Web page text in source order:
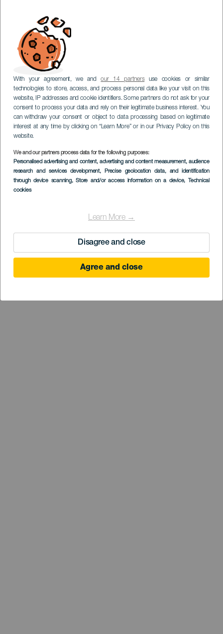
With your agreement, we andour 14 partnersuse cookies or similar
technologies to store, access, and process personal data like your visit on this
website, IP addresses and cookie identifiers. Some partners do not ask for your
consent to process your data and rely on their legitimate business interest. You
can withdraw your consent or object to data processing based on legitimate
interest at any time by clicking on “Learn More” or in our Privacy Policy on this
website.
We and our partners process data for the following purposes:
Personalised advertising and content, advertising and content measurement, audience
research and services development, Precise geolocation data, and identification
through device scanning, Store and/or access information on a device, Technical
cookies
Learn More →
Disagree and close
Agree and close